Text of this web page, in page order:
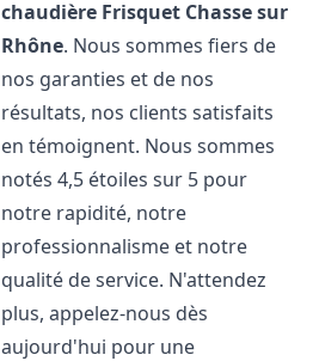
chaudière Frisquet Chasse sur
Rhône. Nous sommes fiers de
nos garanties et de nos
résultats, nos clients satisfaits
en témoignent. Nous sommes
notés 4,5 étoiles sur 5 pour
notre rapidité, notre
professionnalisme et notre
qualité de service. N'attendez
plus, appelez-nous dès
aujourd'hui pour une